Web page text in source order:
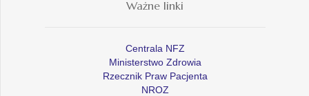
Ważne linki
Centrala NFZ
Ministerstwo Zdrowia
Rzecznik Praw Pacjenta
NROZ